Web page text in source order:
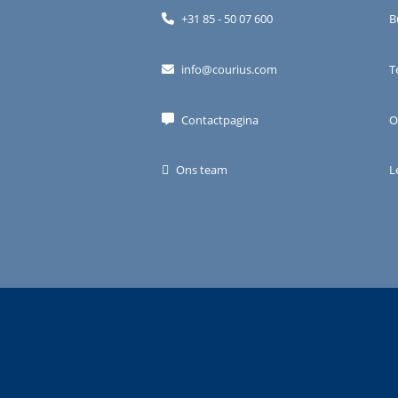
+31 85 - 50 07 600
info@courius.com
Contactpagina
Ons team